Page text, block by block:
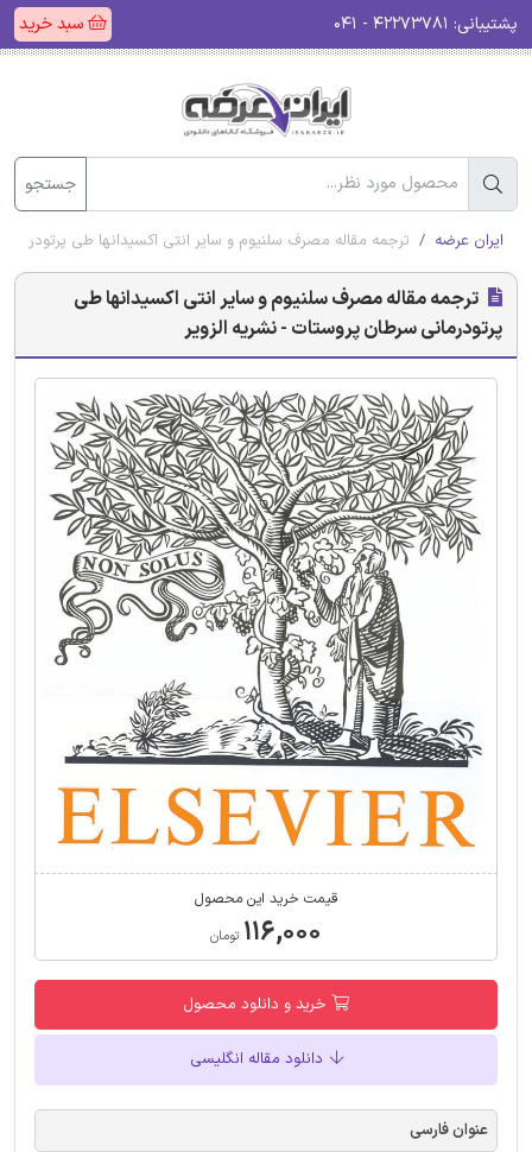
پشتیبانی: سبد خرید
جستجو
ایران عرضه ترجمه مقاله مصرف سلنیوم و سایر انتی اکسیدانها طی
ترجمه مقاله مصرف سلنیوم و سایر انتی اکسیدانها طی
پرتودرمانی سرطان پروستات - نشریه الزویر
قیمت خرید این محصول
۱۱۶,۰۰۰ تومان
خرید و دانلود محصول
دانلود مقاله انگلیسی
عنوان فارسی